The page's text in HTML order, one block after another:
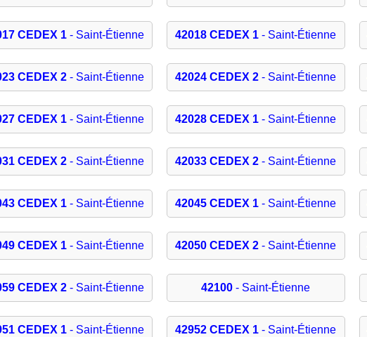
CEDEX 1- Saint-Étienne 42018 CEDEX 1 - Saint-Étienne
CEDEX 2- Saint-Étienne 42024 CEDEX 2 - Saint-Étienne
CEDEX 1- Saint-Étienne 42028 CEDEX 1 - Saint-Étienne
CEDEX 2- Saint-Étienne 42033 CEDEX 2 - Saint-Étienne
CEDEX 1- Saint-Étienne 42045 CEDEX 1 - Saint-Étienne
CEDEX 1- Saint-Étienne 42050 CEDEX 2 - Saint-Étienne
CEDEX 2- Saint-Étienne 42100 - Saint-Étienne
CEDEX 1- Saint-Étienne 42952 CEDEX 1 - Saint-Étienne